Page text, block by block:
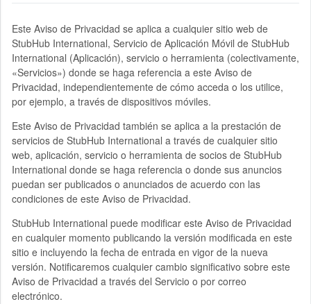
Este Aviso de Privacidad se aplica a cualquier sitio web de
StubHub International, Servicio de Aplicación Móvil de StubHub
International (Aplicación), servicio o herramienta (colectivamente,
«Servicios») donde se haga referencia a este Aviso de
Privacidad, independientemente de cómo acceda o los utilice,
por ejemplo, a través de dispositivos móviles.
Este Aviso de Privacidad también se aplica a la prestación de
servicios de StubHub International a través de cualquier sitio
web, aplicación, servicio o herramienta de socios de StubHub
International donde se haga referencia o donde sus anuncios
puedan ser publicados o anunciados de acuerdo con las
condiciones de este Aviso de Privacidad.
StubHub International puede modificar este Aviso de Privacidad
en cualquier momento publicando la versión modificada en este
sitio e incluyendo la fecha de entrada en vigor de la nueva
versión. Notificaremos cualquier cambio significativo sobre este
Aviso de Privacidad a través del Servicio o por correo
electrónico.